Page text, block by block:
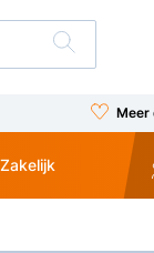
Meer
Zakelijk